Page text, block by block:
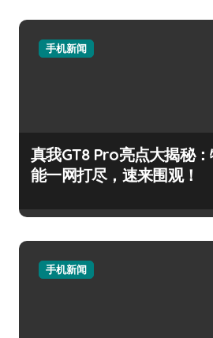
手机新闻
真我GT8 Pro亮点大揭秘
能一网打尽，速来围观！
手机新闻